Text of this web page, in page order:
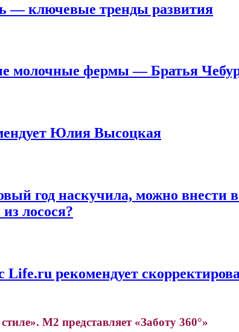
— ключевые тренды развития
молочные фермы — Братья
Юлия Высоцкая
год наскучила, можно внести
лосося?
Life.ru рекомендует
М2 представляет «Заботу 360°»